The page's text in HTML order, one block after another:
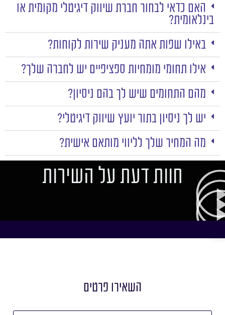
האם כדאי לבחור חברת שיווק דיגיטלי מקומית או
בינלאומית?
באילו שפות אתה מעניק שירות לקוחות?
אילו תחומי מומחיות ספציפיים יש לחברה שלך?
מהם התחומים שיש לך בהם ניסיון?
יש לך ניסיון בתור יועץ שיווק דיגיטלי?
מה המחיר שלך לליווי מותאם אישית?
חוות דעת על השירות
השאירו פרטים